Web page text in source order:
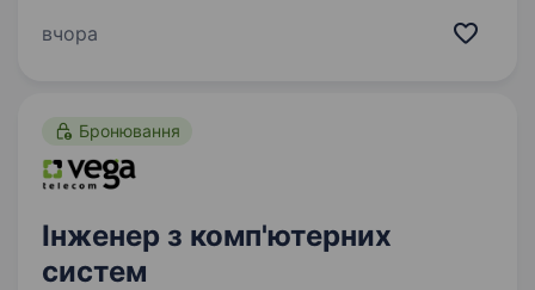
Ми забезпечуємо наших клієнтів надійним
вчора
Бронювання
Інженер з комп'ютерних
систем